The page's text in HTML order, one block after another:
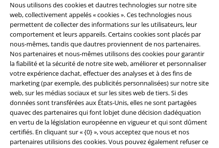
Nous utilisons des cookies et dautres technologies sur notre site
web, collectivement appelés « cookies ». Ces technologies nous
permettent de collecter des informations sur les utilisateurs, leur
comportement et leurs appareils. Certains cookies sont placés par
nous-mêmes, tandis que dautres proviennent de nos partenaires.
Nos partenaires et nous-mêmes utilisons des cookies pour garantir
la fiabilité et la sécurité de notre site web, améliorer et personnaliser
votre expérience dachat, effectuer des analyses et à des fins de
marketing (par exemple, des publicités personnalisées) sur notre site
web, sur les médias sociaux et sur les sites web de tiers. Si des
données sont transférées aux États-Unis, elles ne sont partagées
quavec des partenaires qui font lobjet dune décision dadéquation
en vertu de la législation européenne en vigueur et qui sont dûment
certifiés. En cliquant sur « {0} », vous acceptez que nous et nos
partenaires utilisions des cookies. Vous pouvez également refuser ce